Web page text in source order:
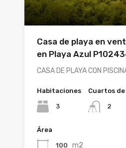
Casa de playa en
en Playa Azul
CASA DE PLAYA CON
Habitaciones
3
Cuartos
2
Área
100 m2